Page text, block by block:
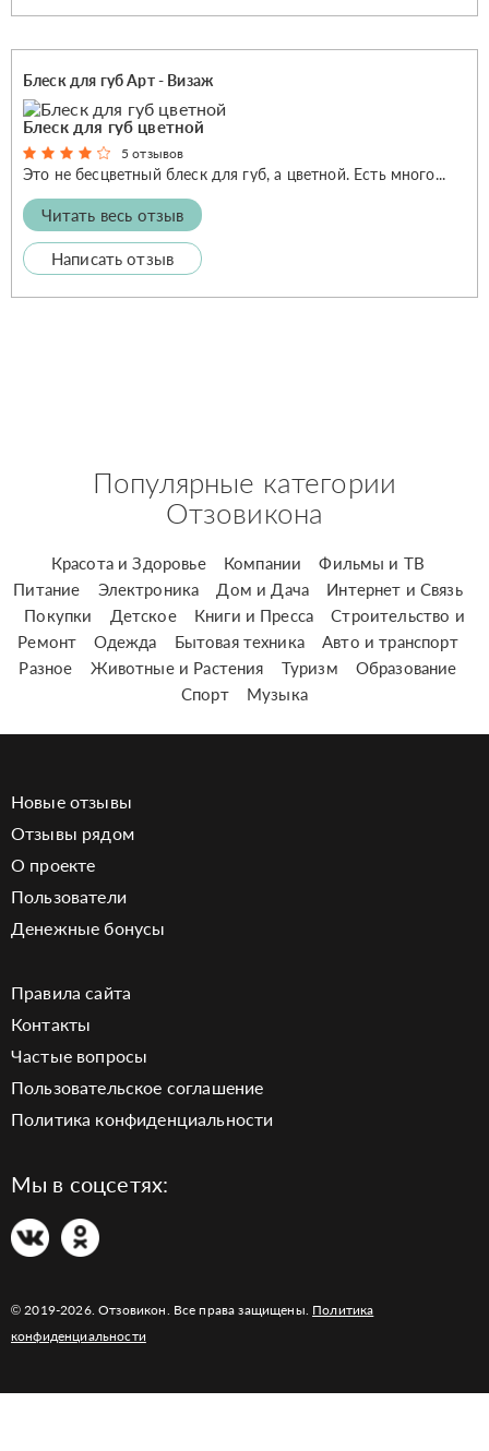
Блеск для губ Арт - Визаж
Блеск для губ цветной
5 отзывов
Это не бесцветный блеск для губ, а цветной. Есть много...
Читать весь отзыв
Написать отзыв
Популярные категории
Отзовикона
Красота и Здоровье Компании
Фильмы и ТВ
Питание
Электроника Дом и Дача
Интернет и Связь
Покупки
Детское Книги и Пресса
Строительство и
Ремонт
Одежда Бытовая техника
Авто и транспорт
Разное
Животные и Растения Туризм
Образование
Спорт
Музыка
Новые отзывы
Отзывы рядом
О проекте
Пользователи
Денежные бонусы
Правила сайта
Контакты
Частые вопросы
Пользовательское соглашение
Политика конфиденциальности
Мы в соцсетях:
© 2019-2026. Отзовикон. Все права защищены. Политика
конфиденциальности